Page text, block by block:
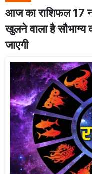
आज का राशिफल 17
खुलने वाला है सौभाग्य
जाएगी